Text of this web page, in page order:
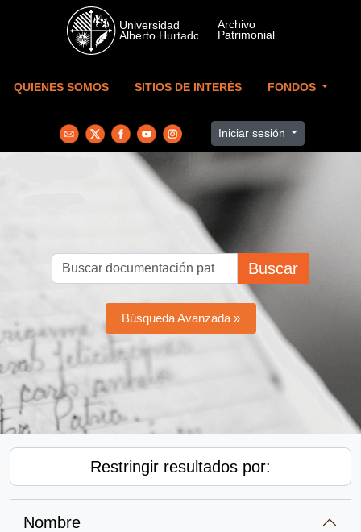
Skip to main content
QUIENES SOMOS SITIOS DE INTERÉS FONDOS
Iniciar sesión
Buscar
Búsqueda Avanzada »
Restringir resultados por:
Nombre